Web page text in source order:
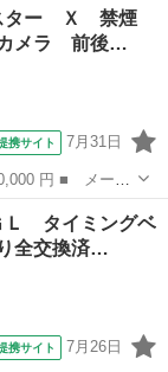
正９インチナビ
ター Ｘ 禁煙
メラ 前後…
携サイト 7月31日
： ハイウェイ
後ドライブレ
Ｌ タイミングベ
全交換済…
携サイト 7月26日